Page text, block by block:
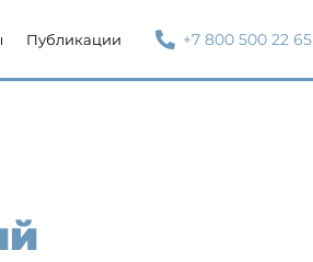
Публикации +7 800 500 22 65